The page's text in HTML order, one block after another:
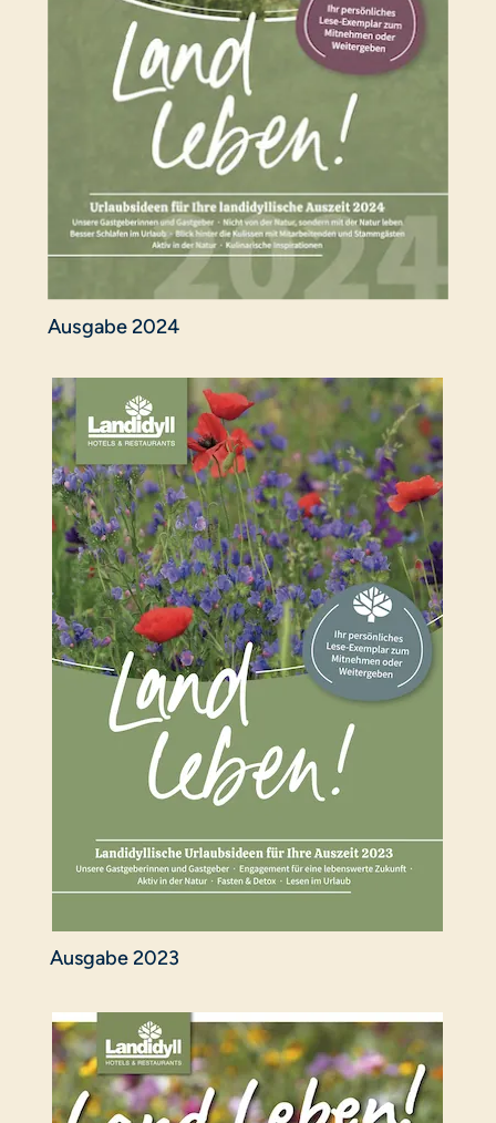
Ausgabe 2024
Ausgabe 2023